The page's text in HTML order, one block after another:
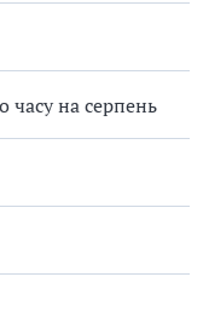
часу на серпень